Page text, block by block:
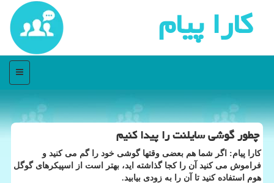
كارا پیام
منو
چطور گوشی سایلنت را پیدا كنیم
كارا پیام: اگر شما هم بعضی وقتها گوشی خود را گم می كنید و
فراموش می كنید آن را كجا گذاشته اید، بهتر است از اسپیكرهای گوگل
هوم استفاده كنید تا آن را به زودی بیابید.